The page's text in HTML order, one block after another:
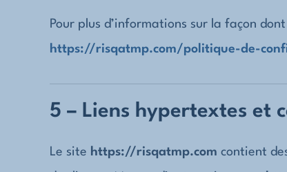
Pour plus d’informations sur la façon
https://risqatmp.com/politique-de-
5 – Liens hypertextes et
Le site https://risqatmp.com contient